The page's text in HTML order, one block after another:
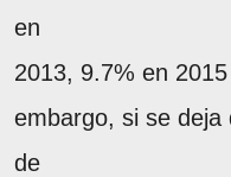
en
2013, 9.7% en
embargo, si se deja
de